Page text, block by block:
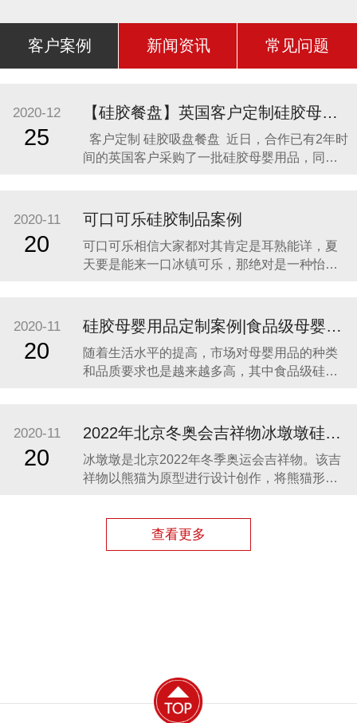
客户案例 新闻资讯 常见问题
2020-12
25
【硅胶餐盘】英国客户定制硅胶母婴用品 硅胶吸盘餐盘
客户定制 硅胶吸盘餐盘 近日，合作已有2年时
间的英国客户采购了一批硅胶母婴用品，同时
价格最合理，服务最贴心，正如两年来多次合
作一样。众盛硅胶不是硅胶制品行业内最好
的，但绝对是他合作过众多硅胶制品
2020-11
20
可口可乐硅胶制品案例
可口可乐相信大家都对其肯定是耳熟能详，夏
天要是能来一口冰镇可乐，那绝对是一种怡神
关联呢？ 2014年可口可乐找到我们的时候，我
们也是非常的惊讶，以为是在开玩笑。他们却
很认真的告诉我们，他们想开发一款创意有代
2020-11
20
硅胶母婴用品定制案例|食品级母婴硅胶制品
随着生活水平的提高，市场对母婴用品的种类
和品质要求也是越来越多高，其中食品级硅胶
品的的主要材料之一。众盛硅胶厂家在硅胶制
品行业深耕23年，生产的硅胶母婴用品全球使
用用户超百万。 今天我们就来分享几款热卖的
硅胶母婴
2020-11
20
2022年北京冬奥会吉祥物冰墩墩硅胶制品生产案例
冰墩墩是北京2022年冬季奥运会吉祥物。该吉
祥物以熊猫为原型进行设计创作，将熊猫形象
心，奥运组委会将吉祥物冰墩墩放到东莞生
产，而众盛硅胶也有幸参与了冰墩墩的生产制
查看更多